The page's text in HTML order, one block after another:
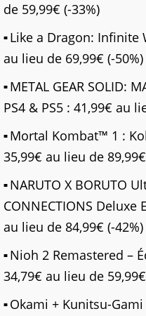
de 59,99€ (-33%)
Like a Dragon: Infinite
au lieu de 69,99€ (-50%)
METAL GEAR SOLID:
PS4 & PS5 : 41,99€ au
Mortal Kombat™ 1 :
35,99€ au lieu de
NARUTO X BORUTO
CONNECTIONS Deluxe
au lieu de 84,99€ (-42%)
Nioh 2 Remastered –
34,79€ au lieu de
Okami + Kunitsu-